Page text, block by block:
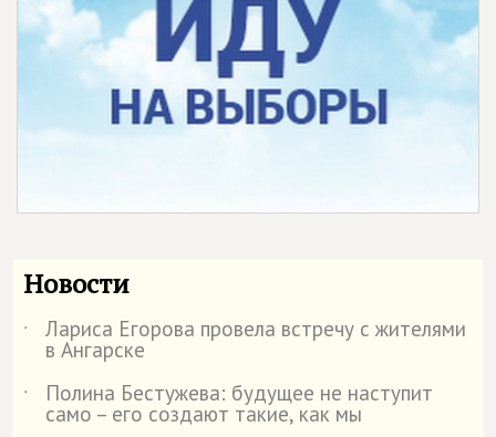
Новости
˙ Лариса Егорова провела встречу с жителями
в Ангарске
˙
Полина Бестужева: будущее не наступит
само – его создают такие, как мы